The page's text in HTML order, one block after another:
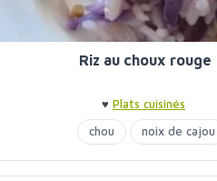
Riz au choux rouge
♥ Plats cuisinés
chou
noix de cajou